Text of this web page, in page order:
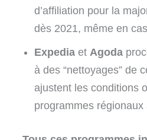
d’affiliation pour la
dès 2021, même en
Expedia et Agoda
à des “nettoyages” de
ajustent les conditions
programmes